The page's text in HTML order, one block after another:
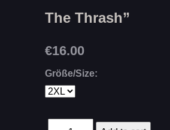
The Thrash”
€16.00
Größe/Size: